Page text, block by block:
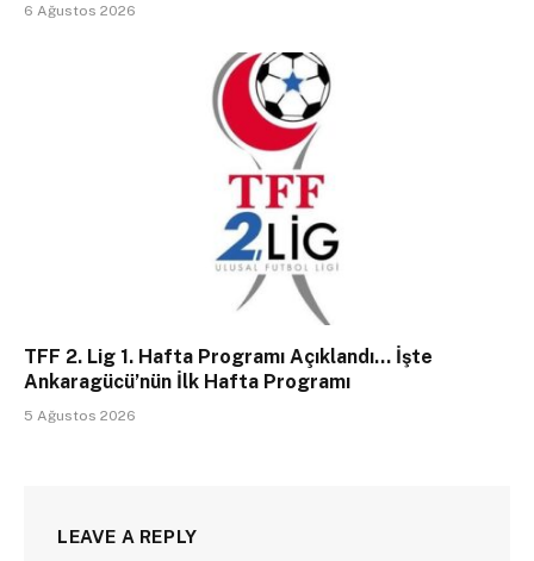
6 Ağustos 2026
TFF 2. Lig 1. Hafta Programı Açıklandı… İşte
Ankaragücü’nün İlk Hafta Programı
5 Ağustos 2026
LEAVE A REPLY